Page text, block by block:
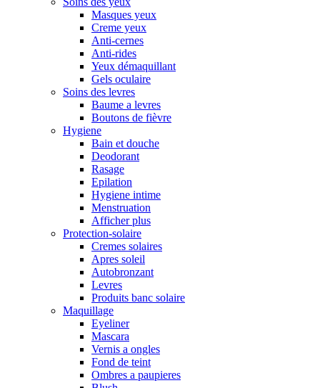
Masques yeux
Creme yeux
Anti-cernes
Anti-rides
Yeux démaquillant
Gels oculaire
Soins des levres
Baume a levres
Boutons de fièvre
Hygiene
Bain et douche
Deodorant
Rasage
Epilation
Hygiene intime
Menstruation
Afficher plus
Protection-solaire
Cremes solaires
Apres soleil
Autobronzant
Levres
Produits banc solaire
Maquillage
Eyeliner
Mascara
Vernis a ongles
Fond de teint
Ombres a paupieres